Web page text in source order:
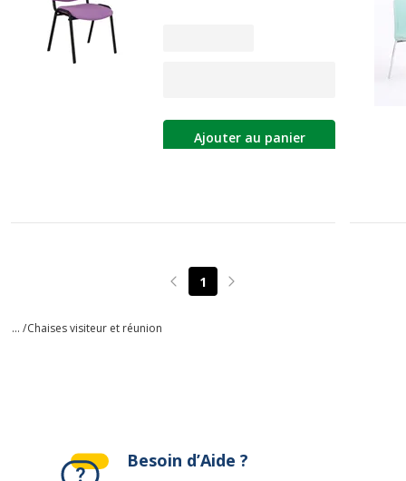
Ajouter au panier
Page précédente
1 Page suivante
... /Chaises visiteur et réunion
Besoin d’Aide ?